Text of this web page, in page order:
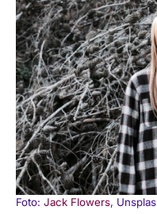
Foto: Jack Flowers,